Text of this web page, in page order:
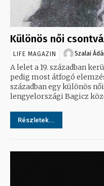
Különös női
LIFE MAGAZIN Szalai
A lelet a 19. században
pedig most átfogó
században egy különös
lengyelországi Bagicz
Részletek...